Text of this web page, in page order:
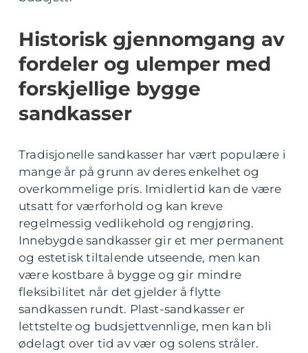
Historisk gjennomgang av
fordeler og ulemper med
forskjellige bygge
sandkasser
Tradisjonelle sandkasser har vært populære i
mange år på grunn av deres enkelhet og
overkommelige pris. Imidlertid kan de være
utsatt for værforhold og kan kreve
regelmessig vedlikehold og rengjøring.
Innebygde sandkasser gir et mer permanent
og estetisk tiltalende utseende, men kan
være kostbare å bygge og gir mindre
fleksibilitet når det gjelder å flytte
sandkassen rundt. Plast-sandkasser er
lettstelte og budsjettvennlige, men kan bli
ødelagt over tid av vær og solens stråler.